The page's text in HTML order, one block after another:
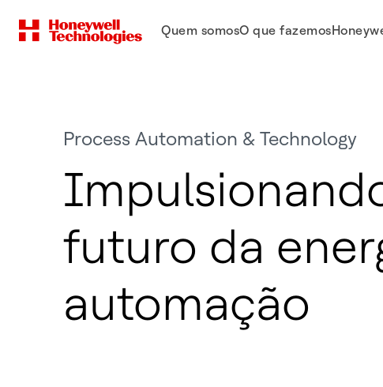
Quem somosO que fazemos
Process Automation & Technology
futuro da
automação